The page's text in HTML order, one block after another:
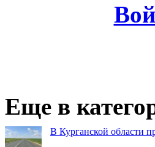
Еще в
В Курганской области